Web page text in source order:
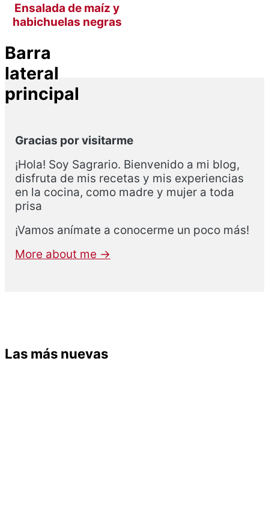
Ensalada de maíz y
habichuelas negras
Barra
lateral
principal
Gracias por visitarme
¡Hola! Soy Sagrario. Bienvenido a mi blog,
disfruta de mis recetas y mis experiencias
en la cocina, como madre y mujer a toda
prisa
¡Vamos anímate a conocerme un poco más!
More about me →
Las más nuevas